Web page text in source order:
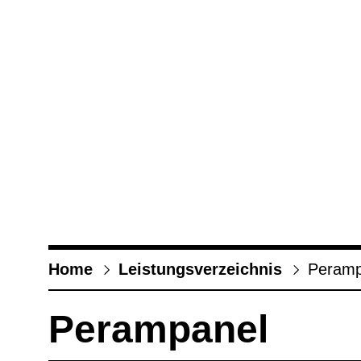
Home Leis­tungs­ver­zeich­nis
Peram­pa­nel